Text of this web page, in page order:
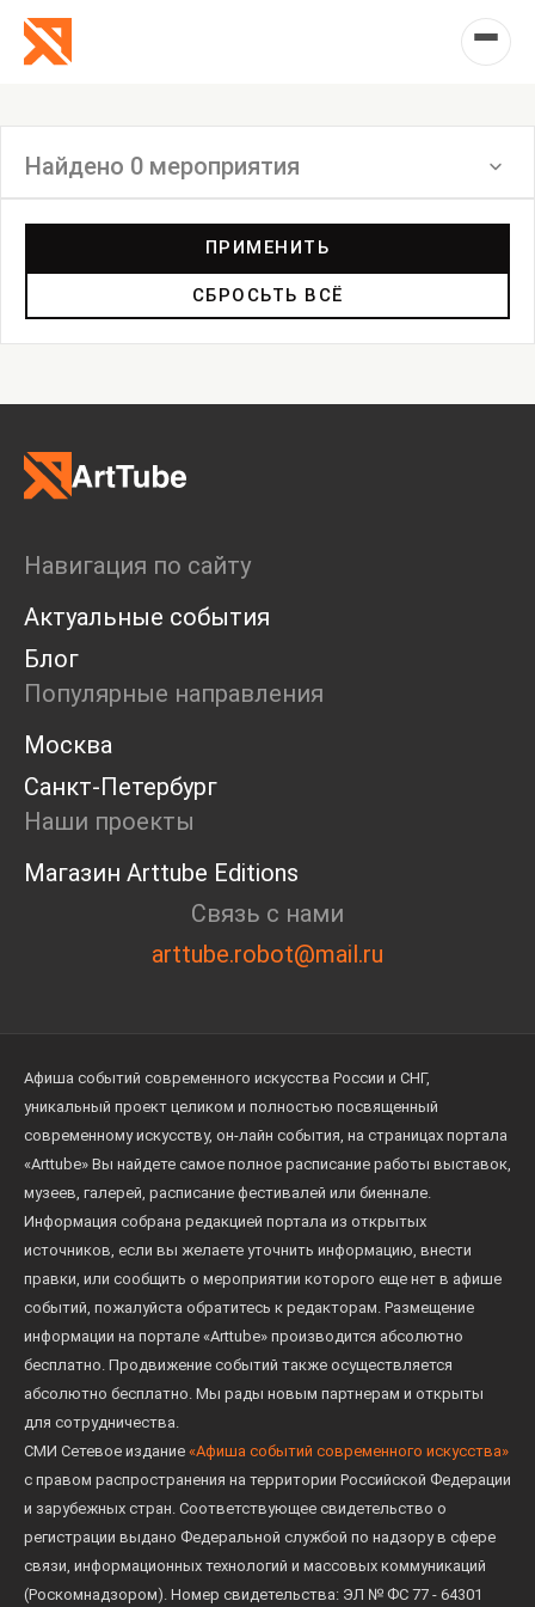
Найдено 0 мероприятия
Дискуссия
Пост-релиз
Пресс-конференция
Ярмарка
Open call
Экскурсия
Дискуссия
Cosmoscow 2024
Blazar 2024
Встречи
Круглый стол
ПРИМЕНИТЬ
СБРОСЬТЬ ВСЁ
Навигация по сайту
Актуальные события
Блог
Популярные направления
Москва
Санкт-Петербург
Наши проекты
Магазин Arttube Editions
Связь с нами
arttube.robot@mail.ru
Афиша событий современного искусства России и СНГ,
уникальный проект целиком и полностью посвященный
современному искусству, он-лайн события, на страницах портала
«Arttube» Вы найдете самое полное расписание работы выставок,
музеев, галерей, расписание фестивалей или биеннале.
Информация собрана редакцией портала из открытых
источников, если вы желаете уточнить информацию, внести
правки, или сообщить о мероприятии которого еще нет в афише
событий, пожалуйста обратитесь к редакторам. Размещение
информации на портале «Arttube» производится абсолютно
бесплатно. Продвижение событий также осуществляется
абсолютно бесплатно. Мы рады новым партнерам и открыты
для сотрудничества.
СМИ Сетевое издание «Афиша событий современного искусства»
с правом распространения на территории Российской Федерации
и зарубежных стран. Соответствующее свидетельство о
регистрации выдано Федеральной службой по надзору в сфере
связи, информационных технологий и массовых коммуникаций
(Роскомнадзором). Номер свидетельства: ЭЛ № ФС 77 - 64301